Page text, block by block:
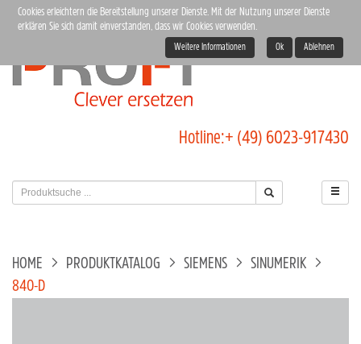
Hotline:+ (49) 6023-917430
HOME PRODUKTKATALOG SIEMENS
SINUMERIK
840-D
Cookies erleichtern die Bereitstellung unserer Dienste. Mit der Nutzung unserer Dienste
erklären Sie sich damit einverstanden, dass wir Cookies verwenden.
Weitere Informationen Ok Ablehnen